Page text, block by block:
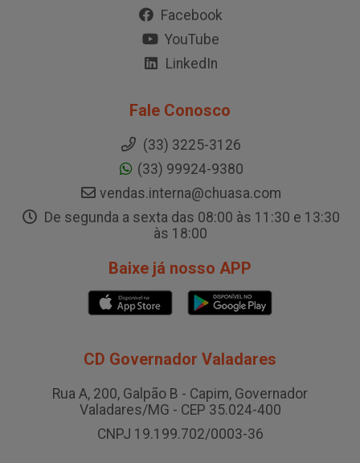
Facebook
YouTube
LinkedIn
Fale Conosco
(33) 3225-3126
(33) 99924-9380
vendas.interna@chuasa.com
De segunda a sexta das 08:00 às 11:30 e 13:30
às 18:00
Baixe já nosso APP
CD Governador Valadares
Rua A, 200, Galpão B - Capim, Governador
Valadares/MG - CEP 35.024-400
CNPJ 19.199.702/0003-36